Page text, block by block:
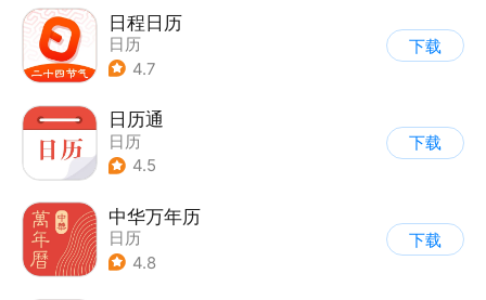
日程日历
日历
4.7
下载
日历通
日历
4.5
下载
中华万年历
日历
4.8
下载